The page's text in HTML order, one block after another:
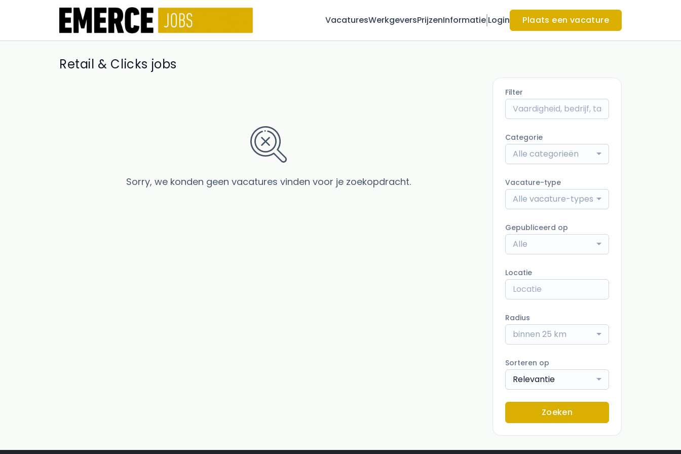
VacaturesWerkgeversPrijzenInformatie Login Plaats een vacature
Retail & Clicks jobs
Sorry, we konden geen vacatures vinden voor je zoekopdracht.
Filter
Categorie
Alle categorieën
Vacature-type
Alle vacature-types
Gepubliceerd op
Alle
Locatie
Radius
binnen 25 km
Sorteren op
Relevantie
Zoeken